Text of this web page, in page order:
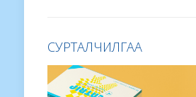
СУРТАЛЧИЛГАА